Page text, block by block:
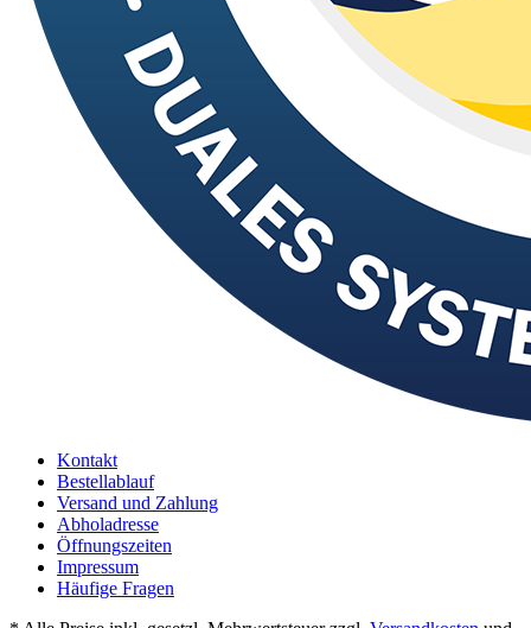
Kontakt
Bestellablauf
Versand und Zahlung
Abholadresse
Öffnungszeiten
Impressum
Häufige Fragen